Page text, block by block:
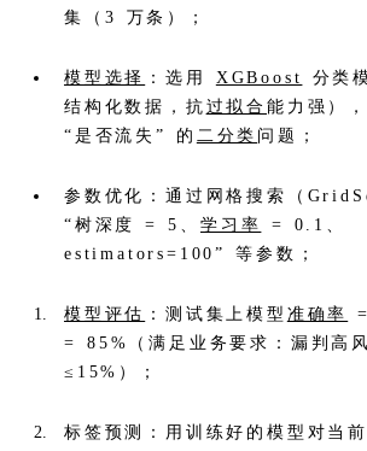
集（3 万条）；
模型选择 ：选用 XGBoost
分类
结构化数据，抗 过拟合能力强）
“是否流失” 的 二分类 问题；
参数优化：通过网格搜索（
“树深度 = 5、 学习率
= 0.1、
estimators=100” 等参数；
模型评估 ：测试集上模型 准确率
= 85%（满足业务要求：漏判高
≤15%）；
标签预测：用训练好的模型对当